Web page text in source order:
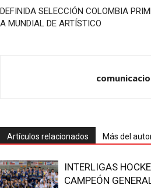
DEFINIDA SELECCIÓN COLOMBIA
A MUNDIAL DE ARTÍSTICO
Artículos relacionados Más del
INTERLIGAS
CAMPEÓN